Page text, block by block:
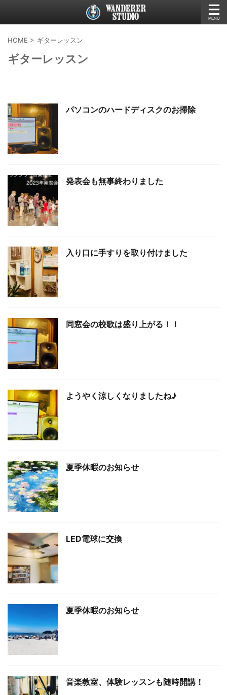
HOME > ギターレッスン
ギターレッスン
パソコンのハードディスクのお掃除
発表会も無事終わりました
入り口に手すりを取り付けました
同窓会の校歌は盛り上がる！！
ようやく涼しくなりましたね♪
夏季休暇のお知らせ
LED電球に交換
夏季休暇のお知らせ
音楽教室、体験レッスンも随時開講！